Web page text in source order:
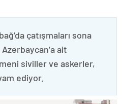
çatışmaları sona
ait
siviller ve askerler,
ediyor.